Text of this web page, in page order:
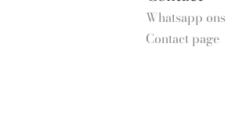
Whatsapp ons
Contact page